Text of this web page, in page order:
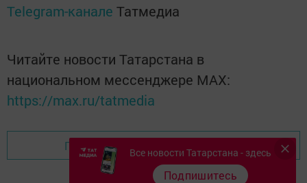
Telegram-канале Татмедиа
Читайте новости Татарстана в
национальном мессенджере MАХ:
https://max.ru/tatmedia
Перейти на страницу новости
Все новости Татарстана - здесь
Подпишитесь